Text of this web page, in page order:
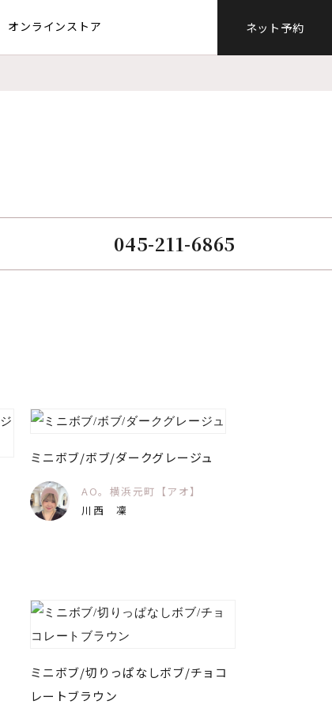
オンラインストア ネット予約
045-211-6865
ミニボブ/ボブ/ダークグレージュ
AO。横浜元町【アオ】
川西 凜
ミニボブ/切りっぱなしボブ/チョコ
レートブラウン